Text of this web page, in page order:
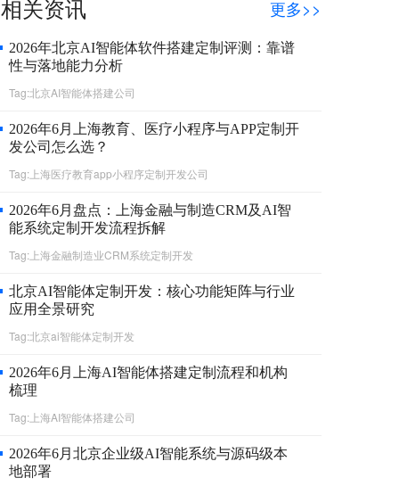
相关资讯 更多>>
2026年北京AI智能体软件搭建定制评测：靠谱
性与落地能力分析
Tag:北京AI智能体搭建公司
2026年6月上海教育、医疗小程序与APP定制开
发公司怎么选？
Tag:上海医疗教育app小程序定制开发公司
2026年6月盘点：上海金融与制造CRM及AI智
能系统定制开发流程拆解
Tag:上海金融制造业CRM系统定制开发
北京AI智能体定制开发：核心功能矩阵与行业
应用全景研究
Tag:北京ai智能体定制开发
2026年6月上海AI智能体搭建定制流程和机构
梳理
Tag:上海AI智能体搭建公司
2026年6月北京企业级AI智能系统与源码级本
地部署